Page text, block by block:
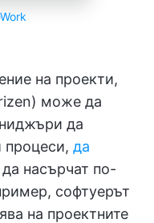
на проекти,
може да
да
процеси, да
насърчат по-
софтуерът
на проектните